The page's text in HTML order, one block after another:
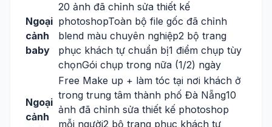
Ngoại
cảnh
baby
20 ảnh đã chỉnh sửa thiết kế
photoshopToàn bộ file gốc đã chỉnh
blend màu chuyên nghiệp2 bộ trang
phục khách tự chuẩn bị1 điểm chụp tùy
chọnGói chụp trong nữa (1/2) ngày
Ngoại
cảnh
Free Make up + làm tóc tại nơi khách ở
trong trung tâm thành phố Đà Nẵng10
ảnh đã chỉnh sửa thiết kế photoshop
mỗi người2 bộ trang phục khách tự